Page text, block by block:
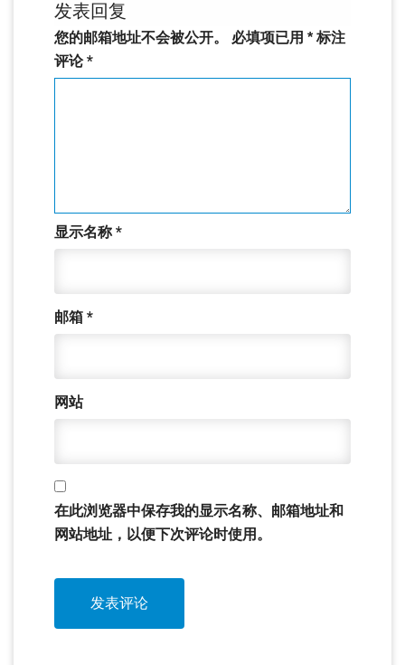
发表回复
您的邮箱地址不会被公开。 必填项已用 * 标注
评论*
显示名称*
邮箱 *
网站
在此浏览器中保存我的显示名称、邮箱地址和
网站地址，以便下次评论时使用。